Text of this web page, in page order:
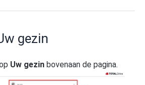
gezin
Uw gezin bovenaan de pagina.